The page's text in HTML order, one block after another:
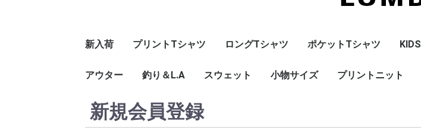
新入荷 プリントTシャツ
キッズサイズ
ショートスリーブ スニーカーシリーズ
釣りシリーズ
ピーナッツシリーズ
ジャパンシリーズ
SNOOPY バンドT
ポロシャツ
ロングスリーブ
ロングTシャツ ポケットTシャツ
【LUMBER】ポケット
ショートスリーブ
ロングスリーブ
KIDS
アウター
ベスト
ナイロンパーカー
釣り＆L.A
特定専用ページ
SNOOPY(スヌーピー)
The L.A.mart
スウェット
ポケットスウェット
プリントパーカー
プリントスウェット
小物サイズ プリントニット
新規会員登録